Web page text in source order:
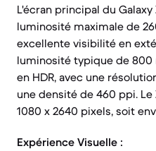
L'écran principal du
luminosité maximale de
excellente visibilité en
luminosité typique de 800
en HDR, avec une
une densité de 460 ppi.
1080 x 2640 pixels, soit
Expérience Visuelle :